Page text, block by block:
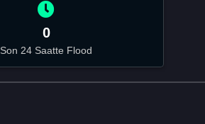
0
Son 24 Saatte Flood